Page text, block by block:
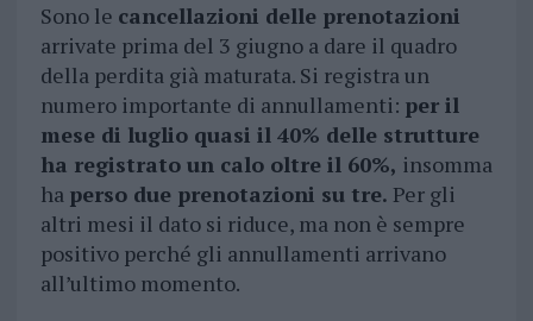
Sono le cancellazioni delle prenotazioni
arrivate prima del 3 giugno a dare il quadro
della perdita già maturata. Si registra un
numero importante di annullamenti: per il
mese di luglio quasi il 40% delle strutture
ha registrato un calo oltre il 60%, insomma
ha perso due prenotazioni su tre. Per gli
altri mesi il dato si riduce, ma non è sempre
positivo perché gli annullamenti arrivano
all’ultimo momento.